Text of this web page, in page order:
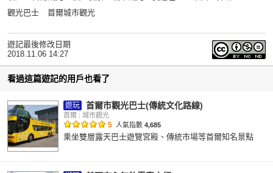
觀光巴士
首爾城市觀光
遊記最後修改日期
2018.11.06 14:27
看過這篇遊記的用戶也看了
遊玩 首爾市觀光巴士(傳統文化路線)
首爾 | 城市觀光
5 人氣指數 4,685
乘坐雙層露天巴士遊覽宮殿、傳統市場等首爾知名景點